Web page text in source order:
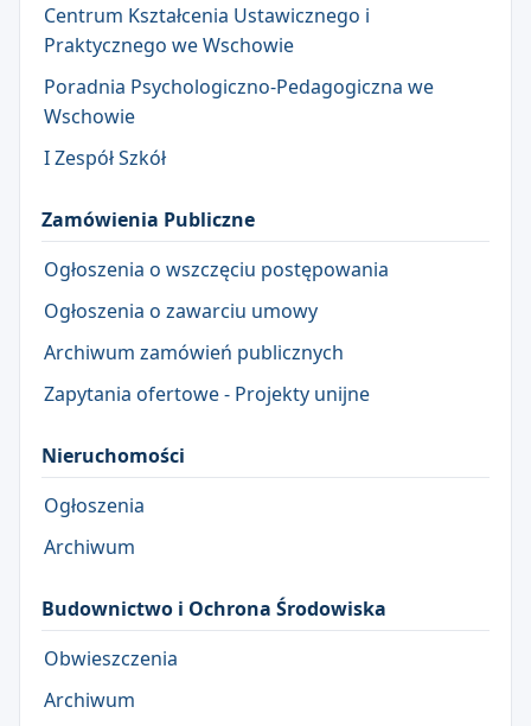
Centrum Kształcenia Ustawicznego i
Praktycznego we Wschowie
Poradnia Psychologiczno-Pedagogiczna we
Wschowie
I Zespół Szkół
Zamówienia Publiczne
Ogłoszenia o wszczęciu postępowania
Ogłoszenia o zawarciu umowy
Archiwum zamówień publicznych
Zapytania ofertowe - Projekty unijne
Nieruchomości
Ogłoszenia
Archiwum
Budownictwo i Ochrona Środowiska
Obwieszczenia
Archiwum